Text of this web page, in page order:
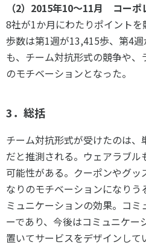
（2）2015年10～11月 コーポ
8社が1か月にわたりポイント
歩数は第1週が13,415歩、第4
も、チーム対抗形式の競争や
のモチベーションとなった。
3．総括
チーム対抗形式が受けたのは、
だと推測される。ウェアラブル
可能性がある。クーポンやグッ
なりのモチベーションになりう
ミュニケーションの効果。コ
ーであり、今後はコミュニケー
置いてサービスをデザインし